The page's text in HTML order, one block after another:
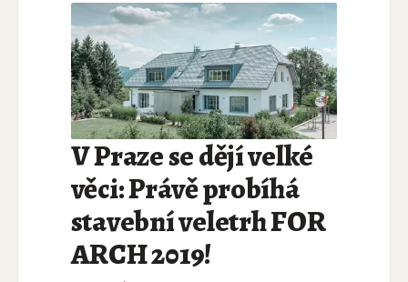
V Praze se dějí velké
věci: Právě probíhá
stavební veletrh FOR
ARCH 2019!